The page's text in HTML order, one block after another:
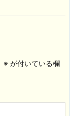
※ が付いている欄